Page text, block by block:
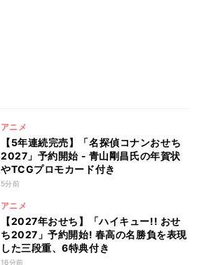
アニメ
【5年連続完売】「名探偵コナンおせち
2027」予約開始 - 青山剛昌氏の年賀状
やTCGプロモカード付き
5分前
アニメ
【2027年おせち】「ハイキュー!! おせ
ち2027」予約開始! 春高の名勝負を表現
した三段重、6特典付き
16分前